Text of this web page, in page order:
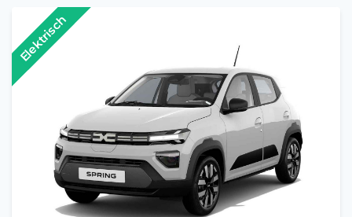
Elektrisch